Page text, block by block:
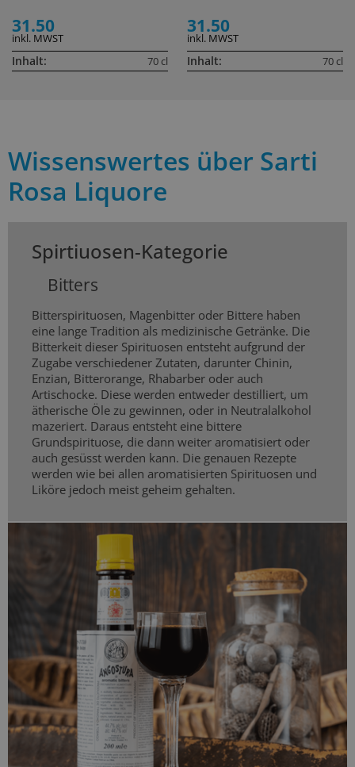
31.50
inkl. MWST
Inhalt: 70 cl
31.50
inkl. MWST
Inhalt: 70 cl
Wissenswertes über Sarti
Rosa Liquore
Spirtiuosen-Kategorie
Bitters
Bitterspirituosen, Magenbitter oder Bittere haben
eine lange Tradition als medizinische Getränke. Die
Bitterkeit dieser Spirituosen entsteht aufgrund der
Zugabe verschiedener Zutaten, darunter Chinin,
Enzian, Bitterorange, Rhabarber oder auch
Artischocke. Diese werden entweder destilliert, um
ätherische Öle zu gewinnen, oder in Neutralalkohol
mazeriert. Daraus entsteht eine bittere
Grundspirituose, die dann weiter aromatisiert oder
auch gesüsst werden kann. Die genauen Rezepte
werden wie bei allen aromatisierten Spirituosen und
Liköre jedoch meist geheim gehalten.